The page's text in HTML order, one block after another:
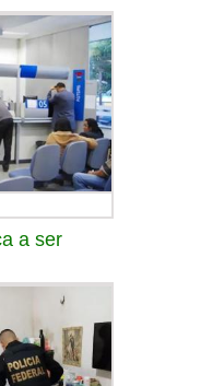
a ser